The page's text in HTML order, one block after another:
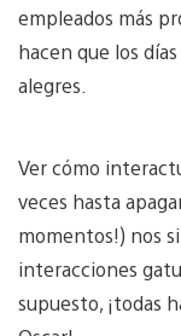
empleados más
hacen que los
alegres.
Ver cómo
veces hasta
momentos!) nos
interacciones
supuesto, ¡todas